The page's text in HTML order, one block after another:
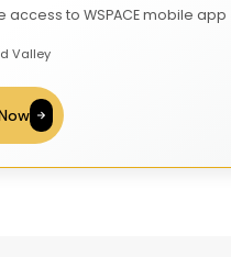
access to WSPACE mobile app
Valley